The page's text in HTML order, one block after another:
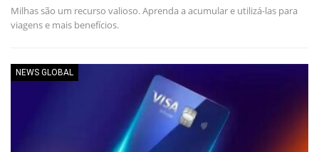
Milhas são um recurso valioso. Aprenda a acumular e utilizá-las para
viagens e mais benefícios.
NEWS GLOBAL